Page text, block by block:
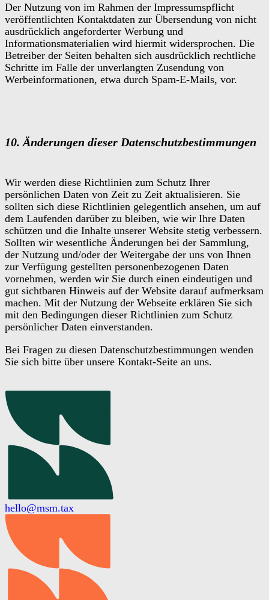
Der Nutzung von im Rahmen der Impressumspflicht
veröffentlichten Kontaktdaten zur Übersendung von nicht
ausdrücklich angeforderter Werbung und
Informationsmaterialien wird hiermit widersprochen. Die
Betreiber der Seiten behalten sich ausdrücklich rechtliche
Schritte im Falle der unverlangten Zusendung von
Werbeinformationen, etwa durch Spam-E-Mails, vor.
10. Änderungen dieser Datenschutzbestimmungen
Wir werden diese Richtlinien zum Schutz Ihrer
persönlichen Daten von Zeit zu Zeit aktualisieren. Sie
sollten sich diese Richtlinien gelegentlich ansehen, um auf
dem Laufenden darüber zu bleiben, wie wir Ihre Daten
schützen und die Inhalte unserer Website stetig verbessern.
Sollten wir wesentliche Änderungen bei der Sammlung,
der Nutzung und/oder der Weitergabe der uns von Ihnen
zur Verfügung gestellten personenbezogenen Daten
vornehmen, werden wir Sie durch einen eindeutigen und
gut sichtbaren Hinweis auf der Website darauf aufmerksam
machen. Mit der Nutzung der Webseite erklären Sie sich
mit den Bedingungen dieser Richtlinien zum Schutz
persönlicher Daten einverstanden.
Bei Fragen zu diesen Datenschutzbestimmungen wenden
Sie sich bitte über unsere Kontakt-Seite an uns.
hello@msm.tax